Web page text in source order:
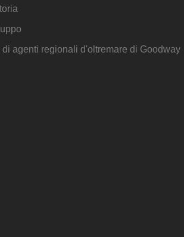
di agenti regionali d'oltremare di Goodway